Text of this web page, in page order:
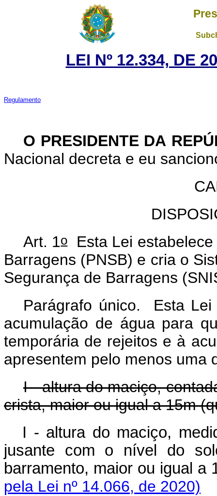
LEI Nº 12.334, DE
Regulamento
O PRESIDENTE DA
Nacional decreta e eu
Art. 1oEsta Lei estabelece
Barragens (PNSB) e cria o
Segurança de Barragens
Parágrafo único. Esta
acumulação de água para
temporária de rejeitos e à
apresentem pelo menos
I - altura do maciço,
crista, maior ou igual a 15m
I - altura do maciço,
jusante com o nível do
barramento, maior ou igual
pela Lei nº 14.066, de 2020)